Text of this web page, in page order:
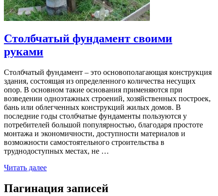
Столбчатый фундамент своими
руками
Столбчатый фундамент – это основополагающая конструкция
здания, состоящая из определенного количества несущих
опор. В основном такие основания применяются при
возведении одноэтажных строений, хозяйственных построек,
бань или облегченных конструкций жилых домов. В
последние годы столбчатые фундаменты пользуются у
потребителей большой популярностью, благодаря простоте
монтажа и экономичности, доступности материалов и
возможности самостоятельного строительства в
труднодоступных местах, не …
Читать далее
Пагинация записей